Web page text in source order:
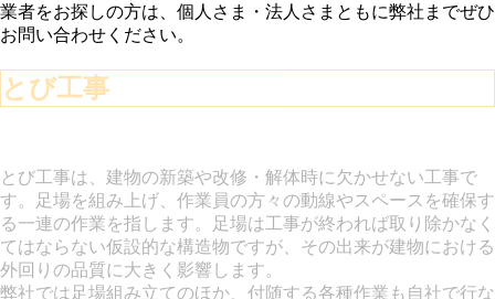
業者をお探しの方は、個人さま・法人さまともに弊社までぜひ
お問い合わせください。
とび工事
とび工事は、建物の新築や改修・解体時に欠かせない工事で
す。足場を組み上げ、作業員の方々の動線やスペースを確保す
る一連の作業を指します。足場は工事が終われば取り除かなく
てはならない仮設的な構造物ですが、その出来が建物における
外回りの品質に大きく影響します。
弊社では足場組み立てのほか、付随する各種作業も自社で行な